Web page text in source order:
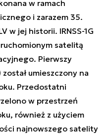
w ramach
i zarazem 35.
w jej historii. IRNSS-1G
satelitą
Pierwszy
umieszczony na
Przedostatni
w przestrzeń
również z użyciem
najnowszego satelity